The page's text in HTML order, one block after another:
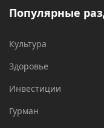
Популярные
Культура
Здоровье
Инвестиции
Гурман